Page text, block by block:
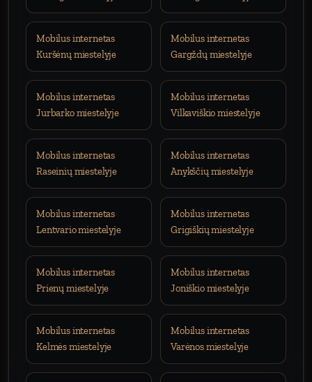
Mobilus internetas
Kuršėnų miestelyje
Mobilus internetas
Gargždų miestelyje
Mobilus internetas
Jurbarko miestelyje
Mobilus internetas
Vilkaviškio miestelyje
Mobilus internetas
Raseinių miestelyje
Mobilus internetas
Anykščių miestelyje
Mobilus internetas
Lentvario miestelyje
Mobilus internetas
Grigiškių miestelyje
Mobilus internetas
Prienų miestelyje
Mobilus internetas
Joniškio miestelyje
Mobilus internetas
Kelmės miestelyje
Mobilus internetas
Varėnos miestelyje